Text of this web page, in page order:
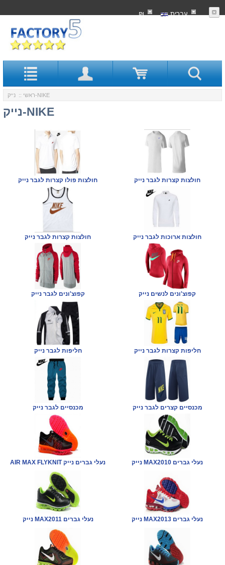
עִברִית ₪
ראשי:: נייק-NIKE
נייק-NIKE
חולצות פולו קצרות לגבר נייק חולצות קצרות לגבר נייק
חולצות קצרות לגבר נייק חולצות ארוכות לגבר נייק
קפוצ'ונים לגבר נייק קפוצ'ונים לנשים נייק
חליפות לגבר נייק חליפות קצרות לגבר נייק
מכנסיים לגבר נייק מכנסיים קצרים לגבר נייק
AIR MAX FLYKNIT נעלי גברים נייק נייק MAX2010 נעלי גברים
נייק MAX2011 נעלי גברים נייק MAX2013 נעלי גברים